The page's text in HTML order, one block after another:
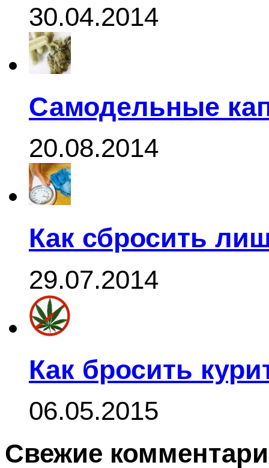
30.04.2014
Самодельные
20.08.2014
Как сбросить
29.07.2014
Как бросить
06.05.2015
Свежие